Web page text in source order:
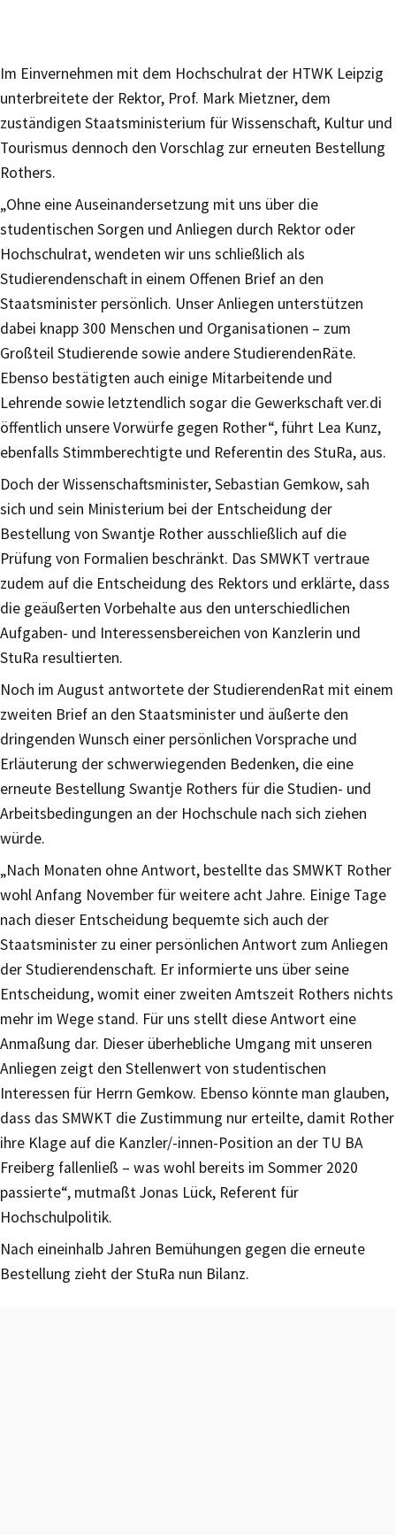
Im Einvernehmen mit dem Hochschulrat der HTWK Leipzig
unterbreitete der Rektor, Prof. Mark Mietzner, dem
zuständigen Staatsministerium für Wissenschaft, Kultur und
Tourismus dennoch den Vorschlag zur erneuten Bestellung
Rothers.
„Ohne eine Auseinandersetzung mit uns über die
studentischen Sorgen und Anliegen durch Rektor oder
Hochschulrat, wendeten wir uns schließlich als
Studierendenschaft in einem Offenen Brief an den
Staatsminister persönlich. Unser Anliegen unterstützen
dabei knapp 300 Menschen und Organisationen – zum
Großteil Studierende sowie andere StudierendenRäte.
Ebenso bestätigten auch einige Mitarbeitende und
Lehrende sowie letztendlich sogar die Gewerkschaft ver.di
öffentlich unsere Vorwürfe gegen Rother“, führt Lea Kunz,
ebenfalls Stimmberechtigte und Referentin des StuRa, aus.
Doch der Wissenschaftsminister, Sebastian Gemkow, sah
sich und sein Ministerium bei der Entscheidung der
Bestellung von Swantje Rother ausschließlich auf die
Prüfung von Formalien beschränkt. Das SMWKT vertraue
zudem auf die Entscheidung des Rektors und erklärte, dass
die geäußerten Vorbehalte aus den unterschiedlichen
Aufgaben- und Interessensbereichen von Kanzlerin und
StuRa resultierten.
Noch im August antwortete der StudierendenRat mit einem
zweiten Brief an den Staatsminister und äußerte den
dringenden Wunsch einer persönlichen Vorsprache und
Erläuterung der schwerwiegenden Bedenken, die eine
erneute Bestellung Swantje Rothers für die Studien- und
Arbeitsbedingungen an der Hochschule nach sich ziehen
würde.
„Nach Monaten ohne Antwort, bestellte das SMWKT Rother
wohl Anfang November für weitere acht Jahre. Einige Tage
nach dieser Entscheidung bequemte sich auch der
Staatsminister zu einer persönlichen Antwort zum Anliegen
der Studierendenschaft. Er informierte uns über seine
Entscheidung, womit einer zweiten Amtszeit Rothers nichts
mehr im Wege stand. Für uns stellt diese Antwort eine
Anmaßung dar. Dieser überhebliche Umgang mit unseren
Anliegen zeigt den Stellenwert von studentischen
Interessen für Herrn Gemkow. Ebenso könnte man glauben,
dass das SMWKT die Zustimmung nur erteilte, damit Rother
ihre Klage auf die Kanzler/-innen-Position an der TU BA
Freiberg fallenließ – was wohl bereits im Sommer 2020
passierte“, mutmaßt Jonas Lück, Referent für
Hochschulpolitik.
Nach eineinhalb Jahren Bemühungen gegen die erneute
Bestellung zieht der StuRa nun Bilanz.